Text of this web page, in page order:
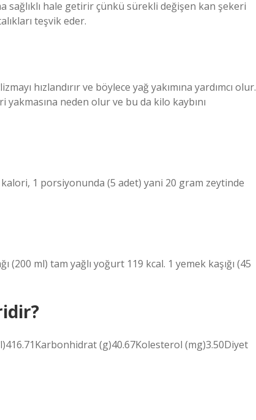
sağlıklı hale getirir çünkü sürekli değişen kan şekeri
teşvik eder.
hızlandırır ve böylece yağ yakımına yardımcı olur.
neden olur ve bu da kilo kaybını
1 porsiyonunda (5 adet) yani 20 gram zeytinde
ml) tam yağlı yoğurt 119 kcal. 1 yemek kaşığı (45
(g)40.67Kolesterol (mg)3.50Diyet